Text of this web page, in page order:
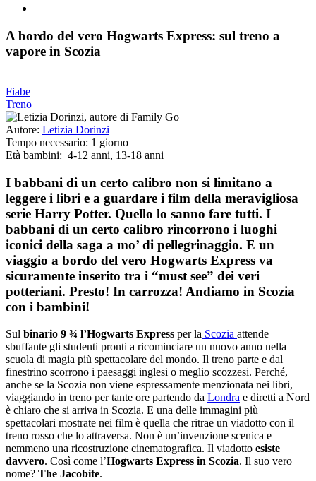
A bordo del vero Hogwarts Express: sul treno a
vapore in Scozia
Fiabe
Treno
Autore: Letizia Dorinzi
Tempo necessario: 1 giorno
Età bambini: 4-12 anni, 13-18 anni
I babbani di un certo calibro non si limitano a
leggere i libri e a guardare i film della meravigliosa
serie Harry Potter. Quello lo sanno fare tutti. I
babbani di un certo calibro rincorrono i luoghi
iconici della saga a mo’ di pellegrinaggio. E un
viaggio a bordo del vero Hogwarts Express va
sicuramente inserito tra i “must see” dei veri
potteriani. Presto! In carrozza! Andiamo in Scozia
con i bambini!
Sul binario 9 ¾ l’Hogwarts Express per la Scozia attende
sbuffante gli studenti pronti a ricominciare un nuovo anno nella
scuola di magia più spettacolare del mondo. Il treno parte e dal
finestrino scorrono i paesaggi inglesi o meglio scozzesi. Perché,
anche se la Scozia non viene espressamente menzionata nei libri,
viaggiando in treno per tante ore partendo da Londra e diretti a Nord
è chiaro che si arriva in Scozia. E una delle immagini più
spettacolari mostrate nei film è quella che ritrae un viadotto con il
treno rosso che lo attraversa. Non è un’invenzione scenica e
nemmeno una ricostruzione cinematografica. Il viadotto esiste
davvero. Così come l’Hogwarts Express in Scozia. Il suo vero
nome? The Jacobite.